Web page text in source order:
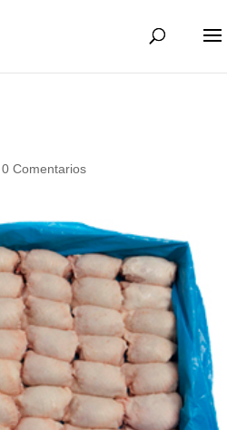
0 Comentarios